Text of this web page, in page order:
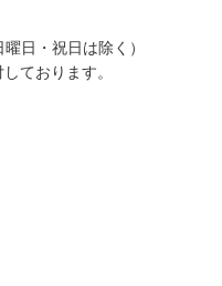
日・祝日は除く）
ております。